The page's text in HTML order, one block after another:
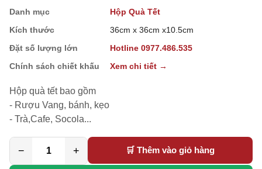
Danh mục
Hộp Quà Tết
Kích thước
36cm x 36cm x10.5cm
Đặt số lượng lớn
Hotline 0977.486.535
Chính sách chiết khấu
Xem chi tiết →
Hộp quà tết bao gồm
- Rượu Vang, bánh, kẹo
- Trà,Cafe, Socola...
− + 🛒 Thêm vào giỏ hàng